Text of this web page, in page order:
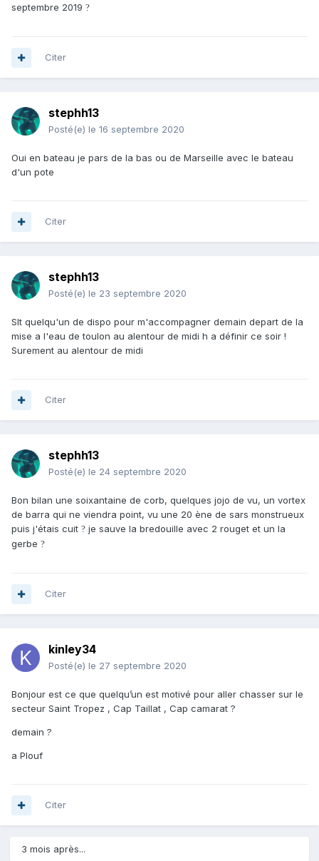
septembre 2019 ?
Citer
stephh13
Posté(e) le 16 septembre 2020
Oui en bateau je pars de la bas ou de Marseille avec le bateau
d'un pote
Citer
stephh13
Posté(e) le 23 septembre 2020
Slt quelqu'un de dispo pour m'accompagner demain depart de la
mise a l'eau de toulon au alentour de midi h a définir ce soir !
Surement au alentour de midi
Citer
stephh13
Posté(e) le 24 septembre 2020
Bon bilan une soixantaine de corb, quelques jojo de vu, un vortex
de barra qui ne viendra point, vu une 20 ène de sars monstrueux
puis j'étais cuit ? je sauve la bredouille avec 2 rouget et un la
gerbe ?
Citer
kinley34
Posté(e) le 27 septembre 2020
Bonjour est ce que quelqu’un est motivé pour aller chasser sur le
secteur Saint Tropez , Cap Taillat , Cap camarat ?
demain ?
a Plouf
Citer
3 mois après...